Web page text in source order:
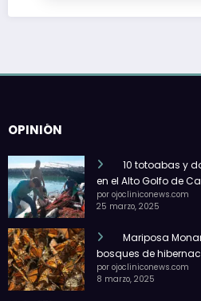
OPINIÓN
10 totoabas y
en el Alto Golfo de
por ojocliniconews.com
25 marzo, 2025
Mariposa
bosques de
por ojocliniconews.com
8 marzo, 2025